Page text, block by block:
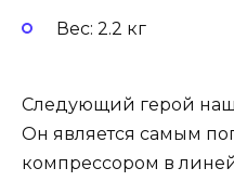
Вес: 2.2 кг
Следующий герой
Он является самым
компрессором в